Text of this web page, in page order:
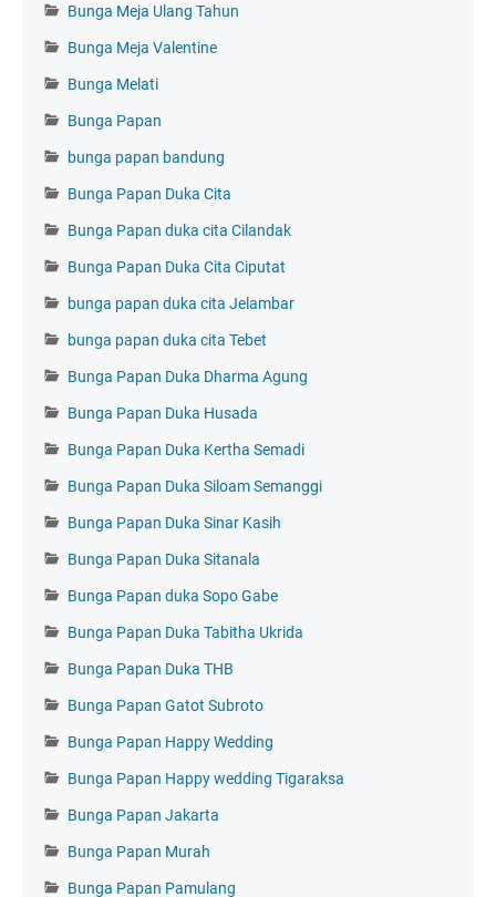
Bunga Meja Ulang Tahun
Bunga Meja Valentine
Bunga Melati
Bunga Papan
bunga papan bandung
Bunga Papan Duka Cita
Bunga Papan duka cita Cilandak
Bunga Papan Duka Cita Ciputat
bunga papan duka cita Jelambar
bunga papan duka cita Tebet
Bunga Papan Duka Dharma Agung
Bunga Papan Duka Husada
Bunga Papan Duka Kertha Semadi
Bunga Papan Duka Siloam Semanggi
Bunga Papan Duka Sinar Kasih
Bunga Papan Duka Sitanala
Bunga Papan duka Sopo Gabe
Bunga Papan Duka Tabitha Ukrida
Bunga Papan Duka THB
Bunga Papan Gatot Subroto
Bunga Papan Happy Wedding
Bunga Papan Happy wedding Tigaraksa
Bunga Papan Jakarta
Bunga Papan Murah
Bunga Papan Pamulang